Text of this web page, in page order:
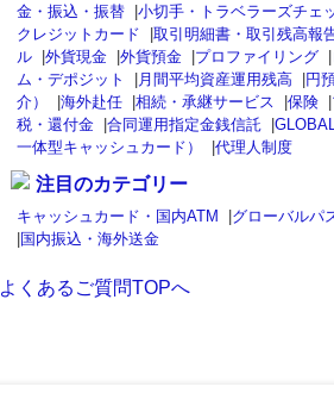
金・振込・振替 |小切手・トラベラーズチェ
クレジットカード
|取引明細書・取引残高報
ル |外貨現金 |外貨預金 |プロファイリング |
ム・デポジット
| 月間平均資産運用残高 |円
介）
|海外赴任 |相続・承継サービス |保険 |
税・還付金 |合同運用指定金銭信託 |
一体型キャッシュカード）
|代理人制度
注目のカテゴリー
キャッシュカード・国内ATM |グローバルパ
|国内振込・海外送金
よくあるご質問TOPへ